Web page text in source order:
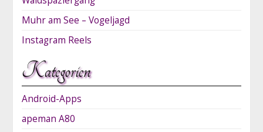
Muhr am See – Vogeljagd
Instagram Reels
Kategorien
Android-Apps
apeman A80